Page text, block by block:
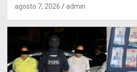
agosto 7, 2026 admin